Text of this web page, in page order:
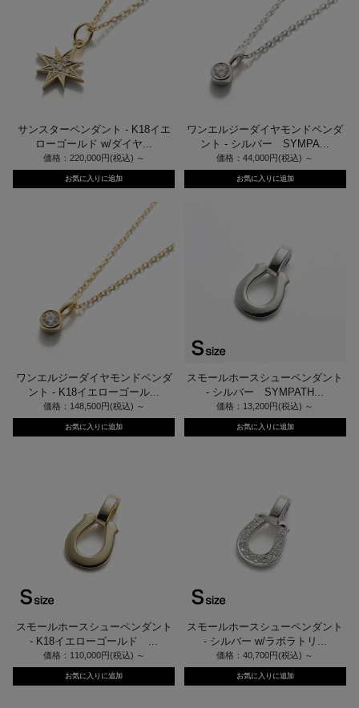
サンスターペンダント - K18イエ
ローゴールド w/ダイヤ...
価格：220,000円(税込) ～
ワンエルジーダイヤモンドペンダ
ント - シルバー SYMPA...
価格：44,000円(税込) ～
ワンエルジーダイヤモンドペンダ
ント - K18イエローゴール...
価格：148,500円(税込) ～
スモールホースシューペンダント
- シルバー SYMPATH...
価格：13,200円(税込) ～
スモールホースシューペンダント
- K18イエローゴールド ...
価格：110,000円(税込) ～
スモールホースシューペンダント
- シルバー w/ラボラトリ...
価格：40,700円(税込) ～